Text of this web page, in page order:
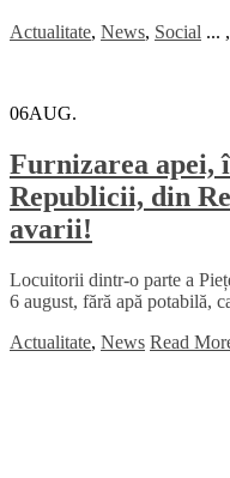
Actualitate, News, Social ... ,
06AUG.
Furnizarea apei,
Republicii, din
avarii!
Locuitorii dintr-o parte a
6 august, fără apă potabilă,
Actualitate, News Read